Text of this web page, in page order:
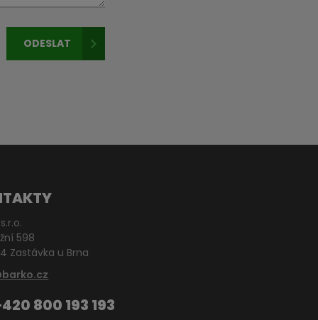
ODESLAT
598
Zastávka u Brna
800 193 193